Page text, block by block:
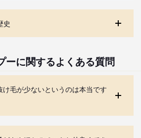
史
ーに関するよくある質問
け毛が少ないというのは本当です